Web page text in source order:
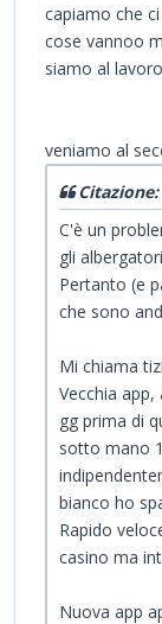
capiamo che
cose vannoo
siamo al
veniamo al
Citazione:
C'è un
gli
Pertanto (e
che sono
Mi chiama
Vecchia
gg prima di
sotto mano
bianco ho
Rapido
casino ma
Nuova app